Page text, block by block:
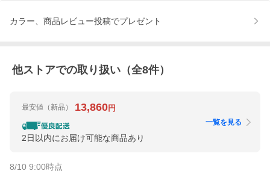
カラー、商品レビュー投稿でプレゼント
他ストアでの取り扱い（全8件）
最安値 （新品） 13,860円
2日以内にお届け可能な商品あり
一覧を見る
8/10 9:00時点